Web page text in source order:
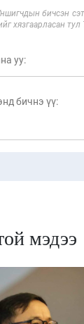
бичсэн
хязгаарласан
мэдээ